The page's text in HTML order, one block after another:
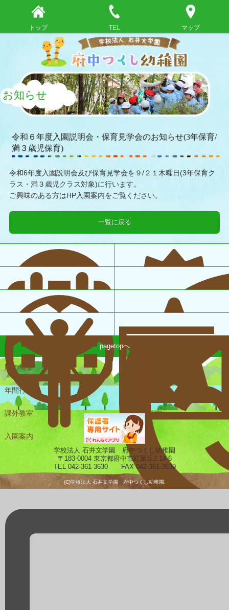
トップ TEL マップ
お知らせ
令和６年度入園説明会・保育見学会のお知らせ(3年保育/
満３歳児保育)
令和6年度入園説明会及び保育見学会を９/２１木曜日(3年保育ク
ラス・満３歳児クラス対象)に行います。
ご興味のある方はHP入園案内をご覧ください。
一覧に戻る
園の概要
年間行事
課外教室 未就園児教室
入園案内 ギャラリー
pagetopへ
学校法人 石井文学園 府中つくし幼稚園
〒183-0004 東京都府中市紅葉丘2-14-6
TEL 042-361-3630 FAX 042-361-3639
(C)学校法人 石井文学園 府中つくし幼稚園.